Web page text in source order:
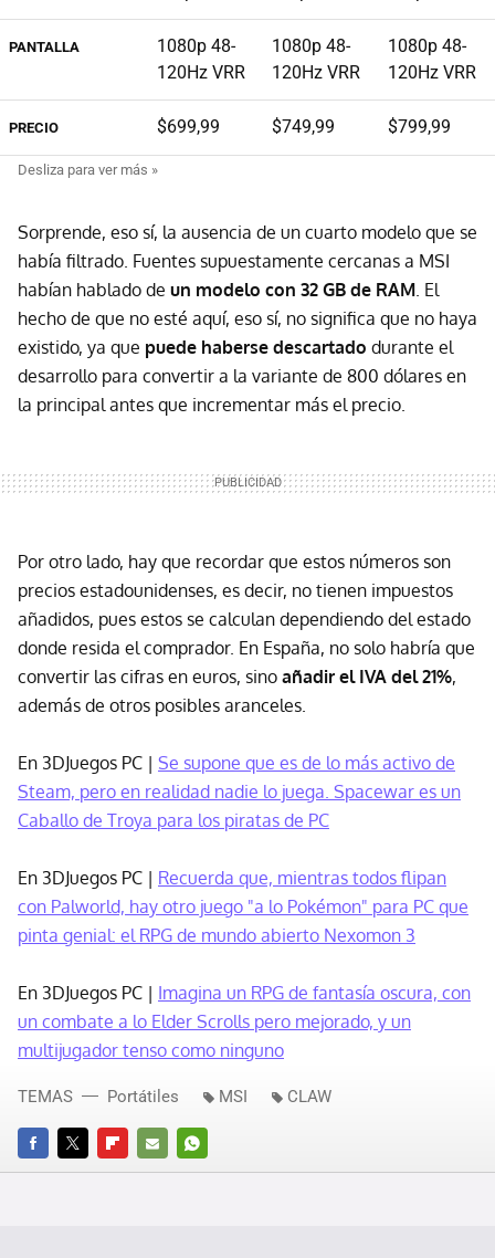
PANTALLA
1080p 48-
120Hz VRR
1080p 48-
120Hz VRR
1080p 48-
120Hz VRR
PRECIO $699,99 $749,99 $799,99
Sorprende, eso sí, la ausencia de un cuarto modelo que se
había filtrado. Fuentes supuestamente cercanas a MSI
habían hablado de un modelo con 32 GB de RAM. El
hecho de que no esté aquí, eso sí, no significa que no haya
existido, ya que puede haberse descartado durante el
desarrollo para convertir a la variante de 800 dólares en
la principal antes que incrementar más el precio.
Por otro lado, hay que recordar que estos números son
precios estadounidenses, es decir, no tienen impuestos
añadidos, pues estos se calculan dependiendo del estado
donde resida el comprador. En España, no solo habría que
convertir las cifras en euros, sino añadir el IVA del 21%,
además de otros posibles aranceles.
En 3DJuegos PC | Se supone que es de lo más activo de
Steam, pero en realidad nadie lo juega. Spacewar es un
Caballo de Troya para los piratas de PC
En 3DJuegos PC | Recuerda que, mientras todos flipan
con Palworld, hay otro juego "a lo Pokémon" para PC que
pinta genial: el RPG de mundo abierto Nexomon 3
En 3DJuegos PC | Imagina un RPG de fantasía oscura, con
un combate a lo Elder Scrolls pero mejorado, y un
multijugador tenso como ninguno
FACEBOOKTWITTERFLIPBOARD
E-
WHATSAPP
TEMAS Portátiles MSI CLAW